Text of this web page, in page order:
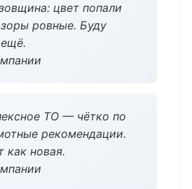
цвет попали
ровные. Буду
ТО — чётко по
рекомендации.
как новая.